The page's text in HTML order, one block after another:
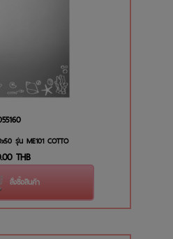
รุ่น ME101 COTTO
THB
สั่งซื้อสินค้า